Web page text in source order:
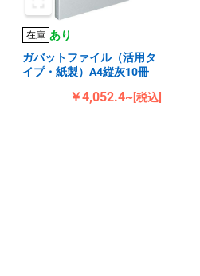
在庫 あり
ガバットファイル（活用タ
イプ・紙製）A4縦灰10冊
￥4,052.4~[税込]